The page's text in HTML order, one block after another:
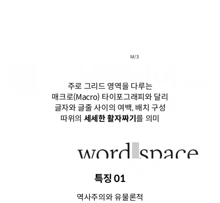
주로 그리드 영역을 다루는
매크로(Macro) 타이포그래피와 달리
글자와 글줄 사이의 여백, 배치 구성
따위의 세세한 활자짜기 를 의미
특징 01
역사주의와 유물론적